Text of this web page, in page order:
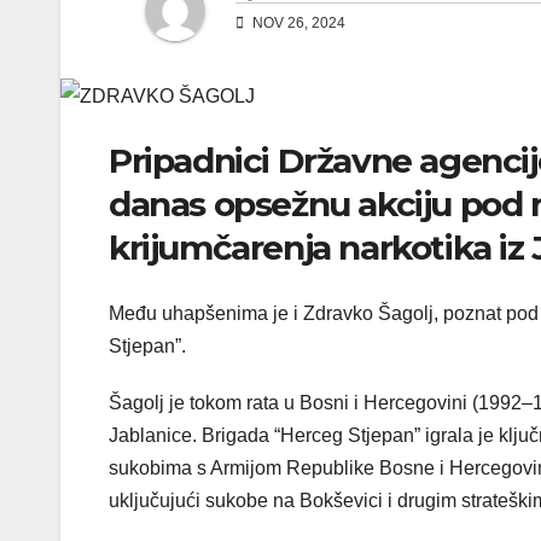
NOV 26, 2024
Pripadnici Državne
danas opsežnu akciju pod
krijumčarenja narkotika iz
Među uhapšenima je i Zdravko Šagolj, poznat
Stjepan”.
Šagolj je tokom rata u Bosni i Hercegovini
Jablanice. Brigada “Herceg Stjepan” igrala je
sukobima s Armijom Republike Bosne i
uključujući sukobe na Bokševici i drugim